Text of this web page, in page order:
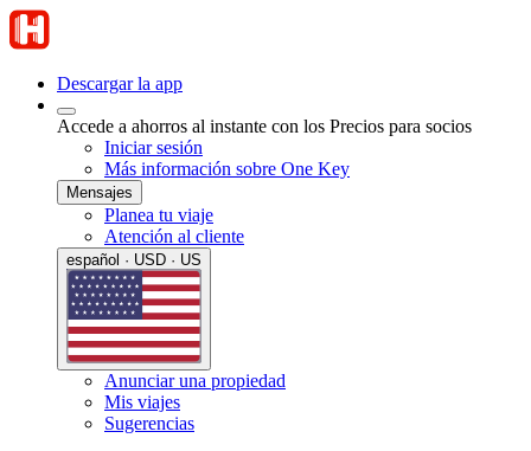
Descargar la app
Accede a ahorros al instante con los Precios para socios
Iniciar sesión
Más información sobre One Key
Mensajes
Planea tu viaje
Atención al cliente
español · USD · US
Anunciar una propiedad
Mis viajes
Sugerencias